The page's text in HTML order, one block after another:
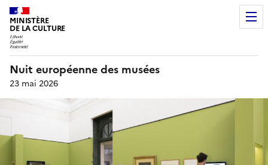
MINISTÈRE
DE LA CULTURE
Nuit européenne des musées
23 mai 2026